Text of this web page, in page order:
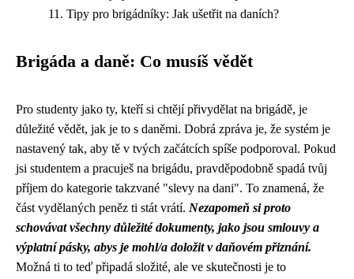
Tipy pro brigádníky: Jak ušetřit na daních?
Brigáda a daně: Co musíš vědět
Pro studenty jako ty, kteří si chtějí přivydělat na brigádě, je
důležité vědět, jak je to s daněmi. Dobrá zpráva je, že systém je
nastavený tak, aby tě v tvých začátcích spíše podporoval. Pokud
jsi studentem a pracuješ na brigádu, pravděpodobně spadá tvůj
příjem do kategorie takzvané "slevy na dani". To znamená, že
část vydělaných peněz ti stát vrátí. Nezapomeň si proto
schovávat všechny důležité dokumenty, jako jsou smlouvy a
výplatní pásky, abys je mohl/a doložit v daňovém přiznání.
Možná ti to teď připadá složité, ale ve skutečnosti je to